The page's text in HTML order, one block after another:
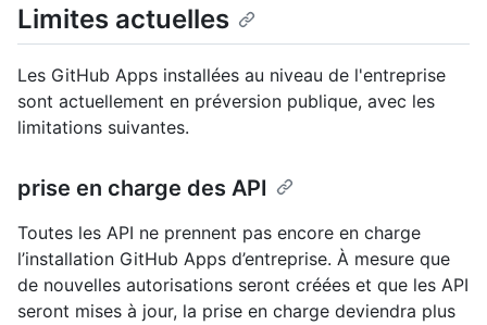
Limites actuelles
Les GitHub Apps installées au niveau de l'entreprise
sont actuellement en préversion publique, avec les
limitations suivantes.
prise en charge des API
Toutes les API ne prennent pas encore en charge
l’installation GitHub Apps d’entreprise. À mesure que
de nouvelles autorisations seront créées et que les API
seront mises à jour, la prise en charge deviendra plus